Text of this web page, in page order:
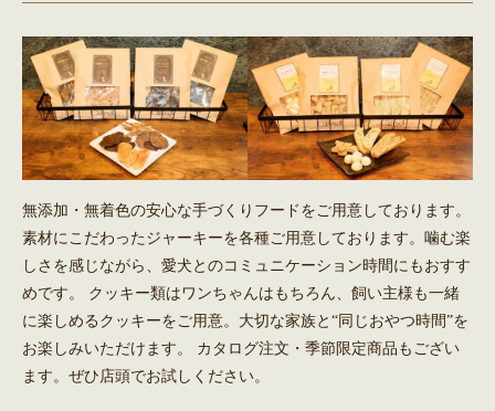
無添加・無着色の安心な手づくりフードをご用意しております。
素材にこだわったジャーキーを各種ご用意しております。噛む楽
しさを感じながら、愛犬とのコミュニケーション時間にもおすす
めです。 クッキー類はワンちゃんはもちろん、飼い主様も一緒
に楽しめるクッキーをご用意。大切な家族と“同じおやつ時間”を
お楽しみいただけます。 カタログ注文・季節限定商品もござい
ます。ぜひ店頭でお試しください。